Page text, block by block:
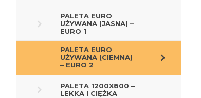
PALETA EURO
UŻYWANA (JASNA) –
EURO 1
PALETA EURO
UŻYWANA (CIEMNA)
– EURO 2
PALETA 1200X800 –
LEKKA I CIĘŻKA